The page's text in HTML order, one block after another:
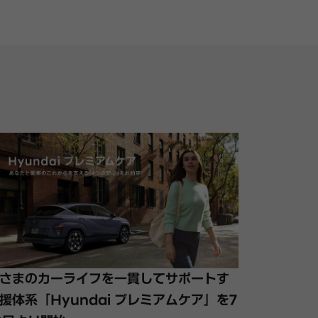
まのカーライフを一貫してサポートす
体系「Hyundai プレミアムケア」を7